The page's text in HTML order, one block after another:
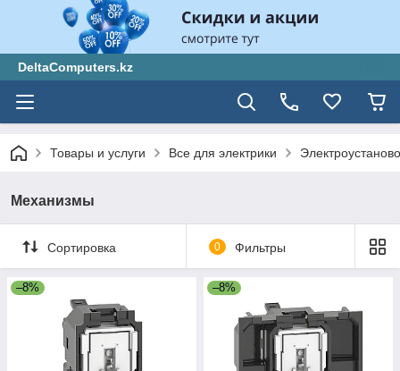
DeltaComputers.kz
Товары и услуги Все для электрики
Механизмы
Сортировка 0 Фильтры
–8% –8%